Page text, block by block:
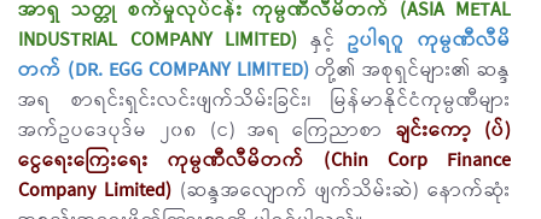
အာရှ သတ္တု စက်မှုလုပ်ငန်း ကုမ္ပဏီလီမိတက် (ASIA METAL
INDUSTRIAL COMPANY LIMITED) နှင့်ဥပါရဂူ ကုမ္ပဏီလီမိ
တက် (DR. EGG COMPANY LIMITED)တို့၏ အစုရှင်များ၏ ဆန္ဒ
အရ စာရင်းရှင်းလင်းဖျက်သိမ်းခြင်း၊ မြန်မာနိုင်ငံကုမ္ပဏီများ
အက်ဥပဒေပုဒ်မ ၂၀၈ (င) အရ ကြေညာစာ ချင်းကော့ (ပ်)
ငွေရေးကြေးရေး ကုမ္ပဏီလီမိတက် (Chin Corp Finance
Company Limited) (ဆန္ဒအလျောက် ဖျက်သိမ်းဆဲ) နောက်ဆုံး